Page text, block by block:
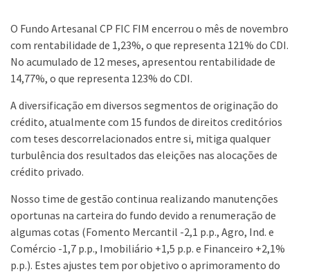
O Fundo Artesanal CP FIC FIM encerrou o mês de novembro
com rentabilidade de 1,23%, o que representa 121% do CDI.
No acumulado de 12 meses, apresentou rentabilidade de
14,77%, o que representa 123% do CDI.
A diversificação em diversos segmentos de originação do
crédito, atualmente com 15 fundos de direitos creditórios
com teses descorrelacionados entre si, mitiga qualquer
turbulência dos resultados das eleições nas alocações de
crédito privado.
Nosso time de gestão continua realizando manutenções
oportunas na carteira do fundo devido a renumeração de
algumas cotas (Fomento Mercantil -2,1 p.p., Agro, Ind. e
Comércio -1,7 p.p., Imobiliário +1,5 p.p. e Financeiro +2,1%
p.p.). Estes ajustes tem por objetivo o aprimoramento do